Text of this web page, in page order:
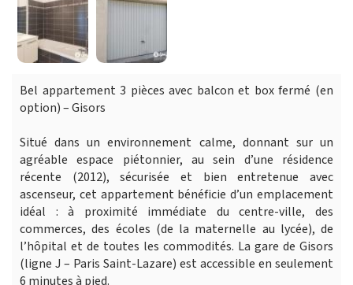
Bel appartement 3 pièces avec balcon et box fermé (en
option) – Gisors
Situé dans un environnement calme, donnant sur un
agréable espace piétonnier, au sein d’une résidence
récente (2012), sécurisée et bien entretenue avec
ascenseur, cet appartement bénéficie d’un emplacement
idéal : à proximité immédiate du centre-ville, des
commerces, des écoles (de la maternelle au lycée), de
l’hôpital et de toutes les commodités. La gare de Gisors
(ligne J – Paris Saint-Lazare) est accessible en seulement
6 minutes à pied.